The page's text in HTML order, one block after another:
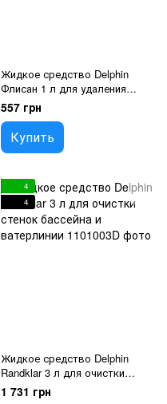
Жидкое средство Delphin
Флисан 1 л для удаления
жирных загрязнений с
поверхностей бассейна
557 грн
Купить
4
4
Жидкое средство Delphin
Randklar 3 л для очистки
стенок бассейна и ватерлинии
1 731 грн